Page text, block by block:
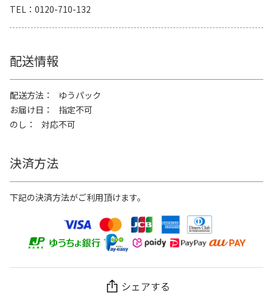
TEL
0120-710-132
配送情報
配送方法
ゆうパック
お届け日
指定不可
のし
対応不可
決済方法
下記の決済方法がご利用頂けます。
シェアする